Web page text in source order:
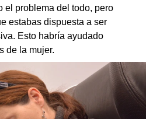
el problema del todo, pero
estabas dispuesta a ser
Esto habría ayudado
de la mujer.